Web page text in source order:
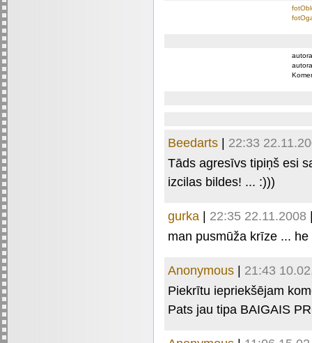
Beedarts | 22:33
Tāds agresīvs tipiņš esi
izcilas bildes! ... :)))
gurka | 22:35 22.11.2008
man pusmūža krīze ... he
Anonymous | 21:43
Piekrītu iepriekšējam
Pats jau tipa BAIGAIS